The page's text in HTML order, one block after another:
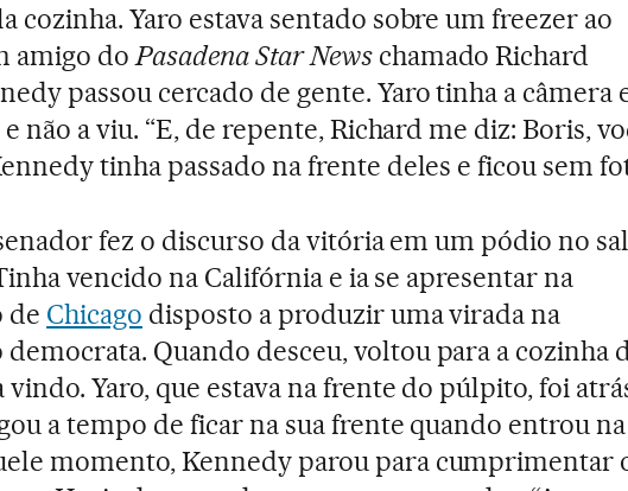
cozinha. Yaro estava sentado sobre um freezer ao
amigo doPasadena Star Newschamado Richard
passou cercado de gente. Yaro tinha a câmera
não a viu. “E, de repente, Richard me diz: Boris,
tinha passado na frente deles e ficou sem
fez o discurso da vitória em um pódio no
vencido na Califórnia e ia se apresentar na
de Chicago disposto a produzir uma virada na
democrata. Quando desceu, voltou para a cozinha
Yaro, que estava na frente do púlpito, foi
a tempo de ficar na sua frente quando entrou na
momento, Kennedy parou para cumprimentar